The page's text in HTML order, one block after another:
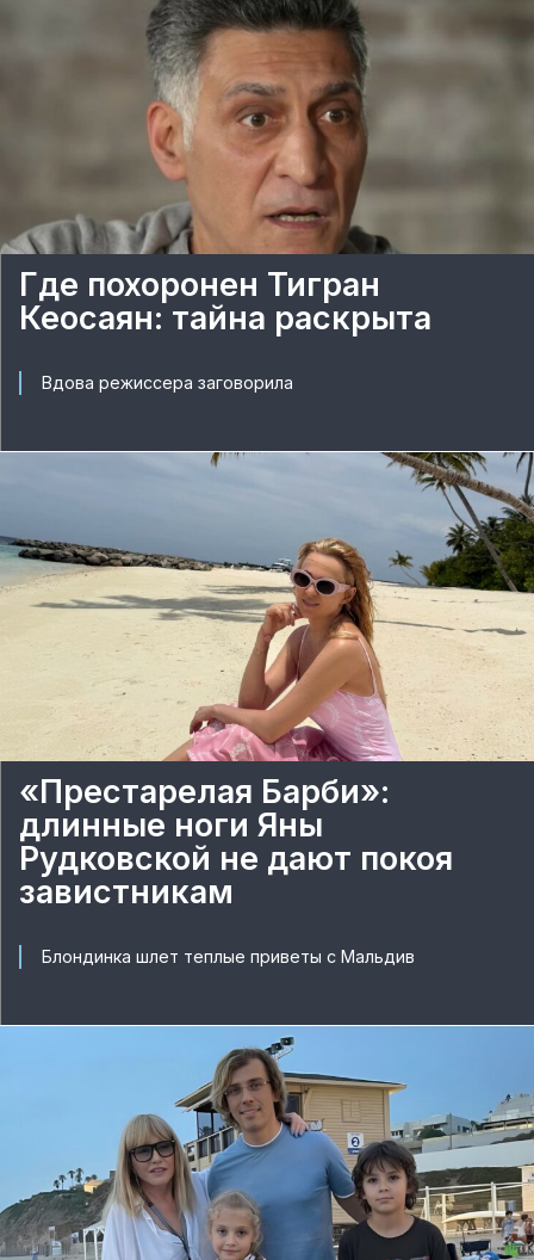
Где похоронен Тигран
Кеосаян: тайна раскрыта
Вдова режиссера заговорила
«Престарелая Барби»:
длинные ноги Яны
Рудковской не дают покоя
завистникам
Блондинка шлет теплые приветы с Мальдив